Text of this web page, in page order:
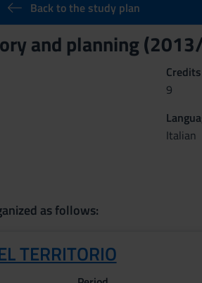
Back to the study plan
and planning
Credits
9
Italian
as follows:
TERRITORIO